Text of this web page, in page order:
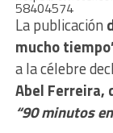
58404574
La publicación
mucho
a la célebre
Abel Ferreira,
“90 minutos